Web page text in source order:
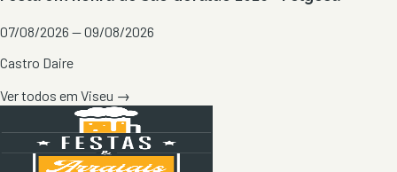
07/08/2026 — 09/08/2026
Castro Daire
Ver todos em Viseu →